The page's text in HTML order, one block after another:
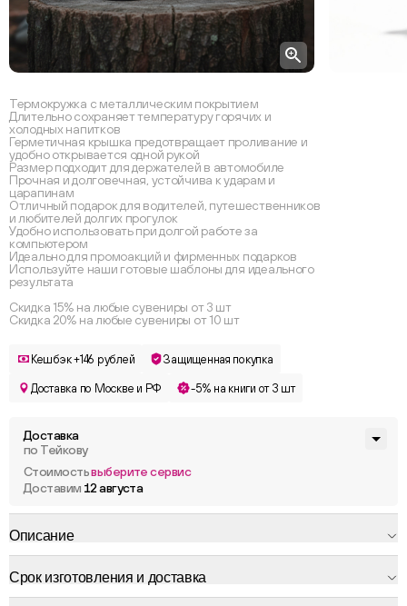
Термокружка с металлическим покрытием
Длительно сохраняет температуру горячих и
холодных напитков
Герметичная крышка предотвращает проливание и
удобно открывается одной рукой
Размер подходит для держателей в автомобиле
Прочная и долговечная, устойчива к ударам и
царапинам
Отличный подарок для водителей, путешественников
и любителей долгих прогулок
Удобно использовать при долгой работе за
компьютером
Идеально для промоакций и фирменных подарков
Используйте наши готовые шаблоны для идеального
результата
Скидка 15% на любые сувениры от 3 шт
Скидка 20% на любые сувениры от 10 шт
Кешбэк +146 рублей Защищенная покупка
Доставка по Москве и РФ -5% на книги от 3 шт
Доставка
по Тейкову
Стоимостьвыберите сервис
Доставим 12 августа
Описание
Срок изготовления и доставка